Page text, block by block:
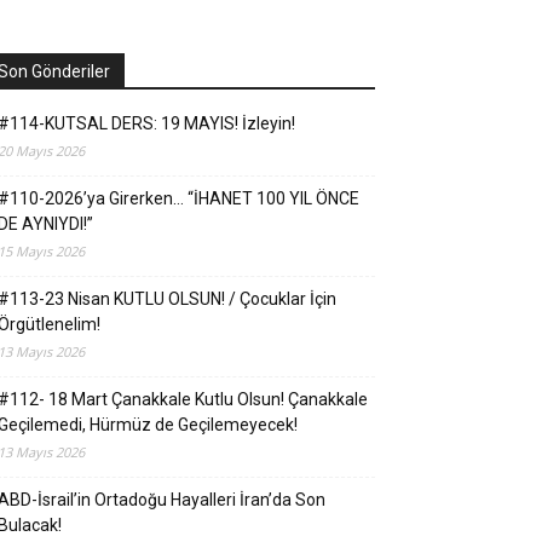
Gönderiler
KUTSAL DERS: 19 MAYIS! İzleyin!
Mayıs 2026
2026’ya Girerken… “İHANET 100 YIL ÖNCE
AYNIYDI!”
Mayıs 2026
23 Nisan KUTLU OLSUN! / Çocuklar İçin
Mayıs 2026
18 Mart Çanakkale Kutlu Olsun! Çanakkale
Hürmüz de Geçilemeyecek!
Mayıs 2026
İsrail’in Ortadoğu Hayalleri İran’da Son